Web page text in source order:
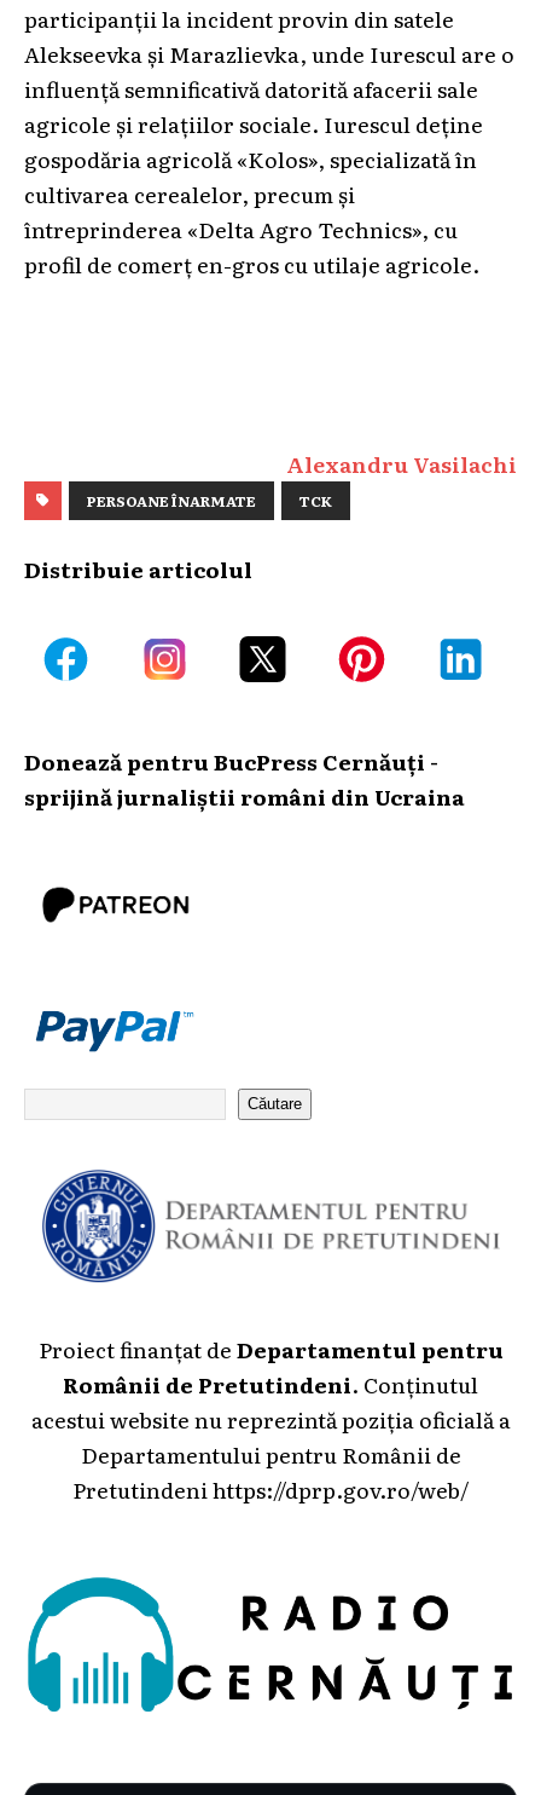
participanții la incident provin din satele
Alekseevka și Marazlievka, unde Iurescul are o
influență semnificativă datorită afacerii sale
agricole și relațiilor sociale. Iurescul deține
gospodăria agricolă «Kolos», specializată în
cultivarea cerealelor, precum și
întreprinderea «Delta Agro Technics», cu
profil de comerț en-gros cu utilaje agricole.
Alexandru Vasilachi
PERSOANE ÎNARMATE TCK
Distribuie articolul
Donează pentru BucPress Cernăuți -
sprijină jurnaliștii români din Ucraina
Căutare
Proiect finanțat deDepartamentul pentru
Românii de Pretutindeni. Conținutul
acestui website nu reprezintă poziția oficială a
Departamentului pentru Românii de
Pretutindeni https://dprp.gov.ro/web/